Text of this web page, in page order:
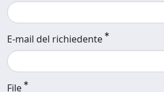
E-mail del richiedente
File